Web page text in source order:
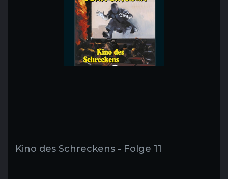
Kino des Schreckens - Folge 11